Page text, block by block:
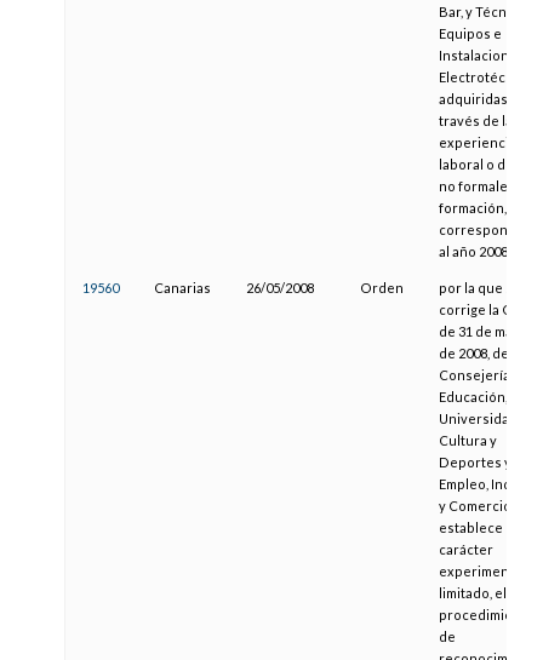
Bar, y Técnico
Equipos e
Instalaciones
Electrotécnicas,
adquiridas a
través de la
experiencia
laboral o de vías
no formales de
formación,
al año 2008
19560 Canarias 26/05/2008 Orden
por la que se
corrige la
de 31 de marzo
de 2008, de las
Consejerías de
Educación,
Universidades,
Cultura y
Deportes y
Empleo,
y Comercio, que
establece con
carácter
experimental y
limitado, el
procedimiento
de